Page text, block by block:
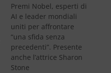
Premi Nobel, esperti di
AI e leader mondiali
uniti per affrontare
“una sfida senza
precedenti”. Presente
anche l’attrice Sharon
Stone